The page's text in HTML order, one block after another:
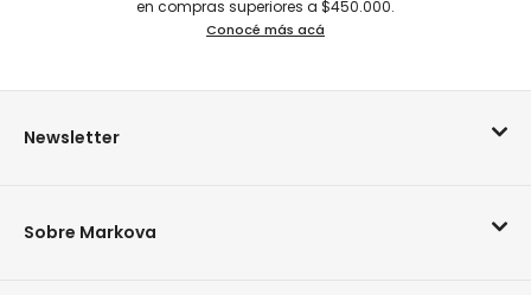
en compras superiores a $450.000.
Conocé más acá
Newsletter
Sobre Markova